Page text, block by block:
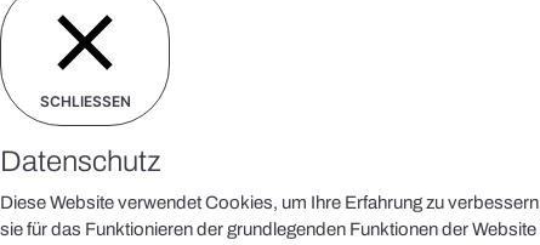
SCHLIESSEN
Datenschutz
Diese Website verwendet Cookies, um Ihre Erfahrung zu
sie für das Funktionieren der grundlegenden Funktionen der